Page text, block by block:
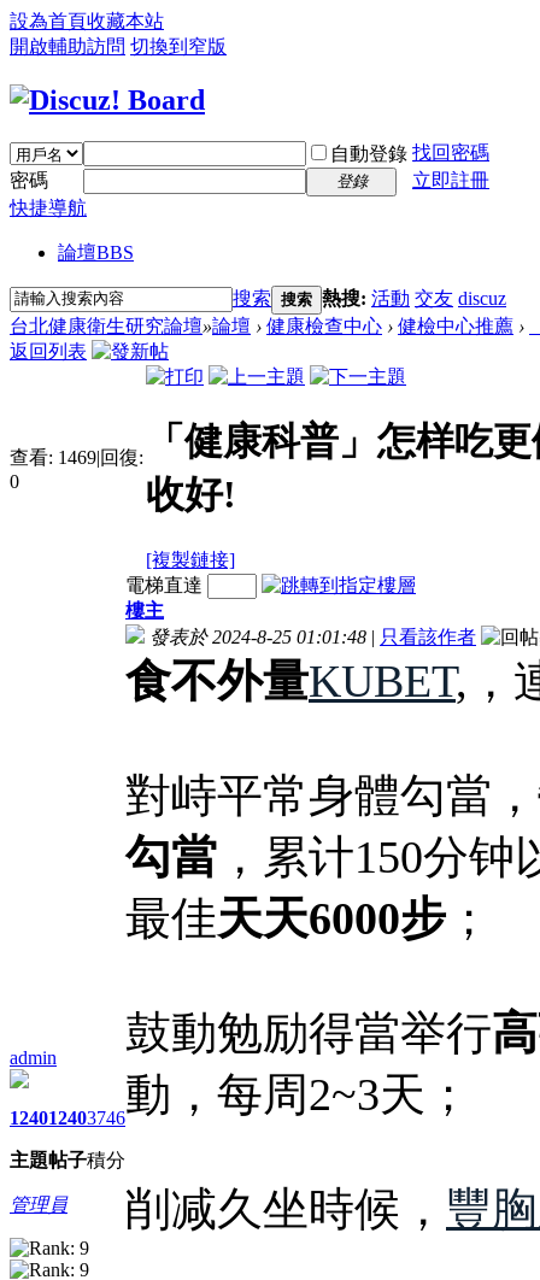
設為首頁收藏本站
開啟輔助訪問 切換到窄版
自動登錄 找回密碼
密碼
登錄
立即註冊
快捷導航
論壇BBS
搜索 搜索 熱搜: 活動 交友 discuz
台北健康衛生研究論壇»論壇 › 健康檢查中心 › 健檢中心推薦 ›
返回列表
查看: 1469|回復:
0
「健康科普」怎样吃
收好!
[複製鏈接]
admin
1240
主題
1240
帖子
3746
積分
管理員
電梯直達
樓主
發表於 2024-8-25 01:01:48 | 只看該作者
食不外量KUBET,，
對峙平常身體勾當，
勾當 ，累计150分钟
最佳天天6000步 ；
鼓動勉励得當举行
動，每周2~3天；
削减久坐時候， 豐